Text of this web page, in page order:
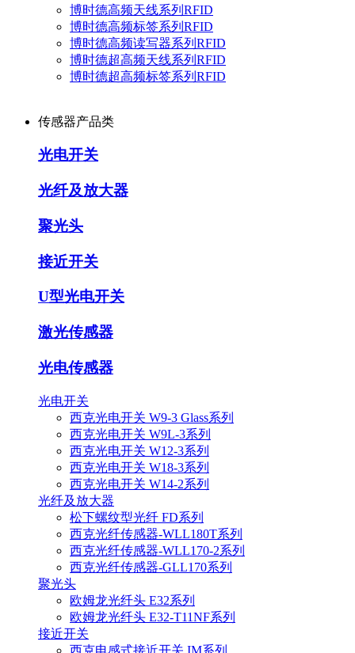
博时德高频天线系列RFID
博时德高频标签系列RFID
博时德高频读写器系列RFID
博时德超高频天线系列RFID
博时德超高频标签系列RFID
传感器产品类
光电开关
光纤及放大器
聚光头
接近开关
U型光电开关
激光传感器
光电传感器
光电开关
西克光电开关 W9-3 Glass系列
西克光电开关 W9L-3系列
西克光电开关 W12-3系列
西克光电开关 W18-3系列
西克光电开关 W14-2系列
光纤及放大器
松下螺纹型光纤 FD系列
西克光纤传感器-WLL180T系列
西克光纤传感器-WLL170-2系列
西克光纤传感器-GLL170系列
聚光头
欧姆龙光纤头 E32系列
欧姆龙光纤头 E32-T11NF系列
接近开关
西克电感式接近开关 IM系列